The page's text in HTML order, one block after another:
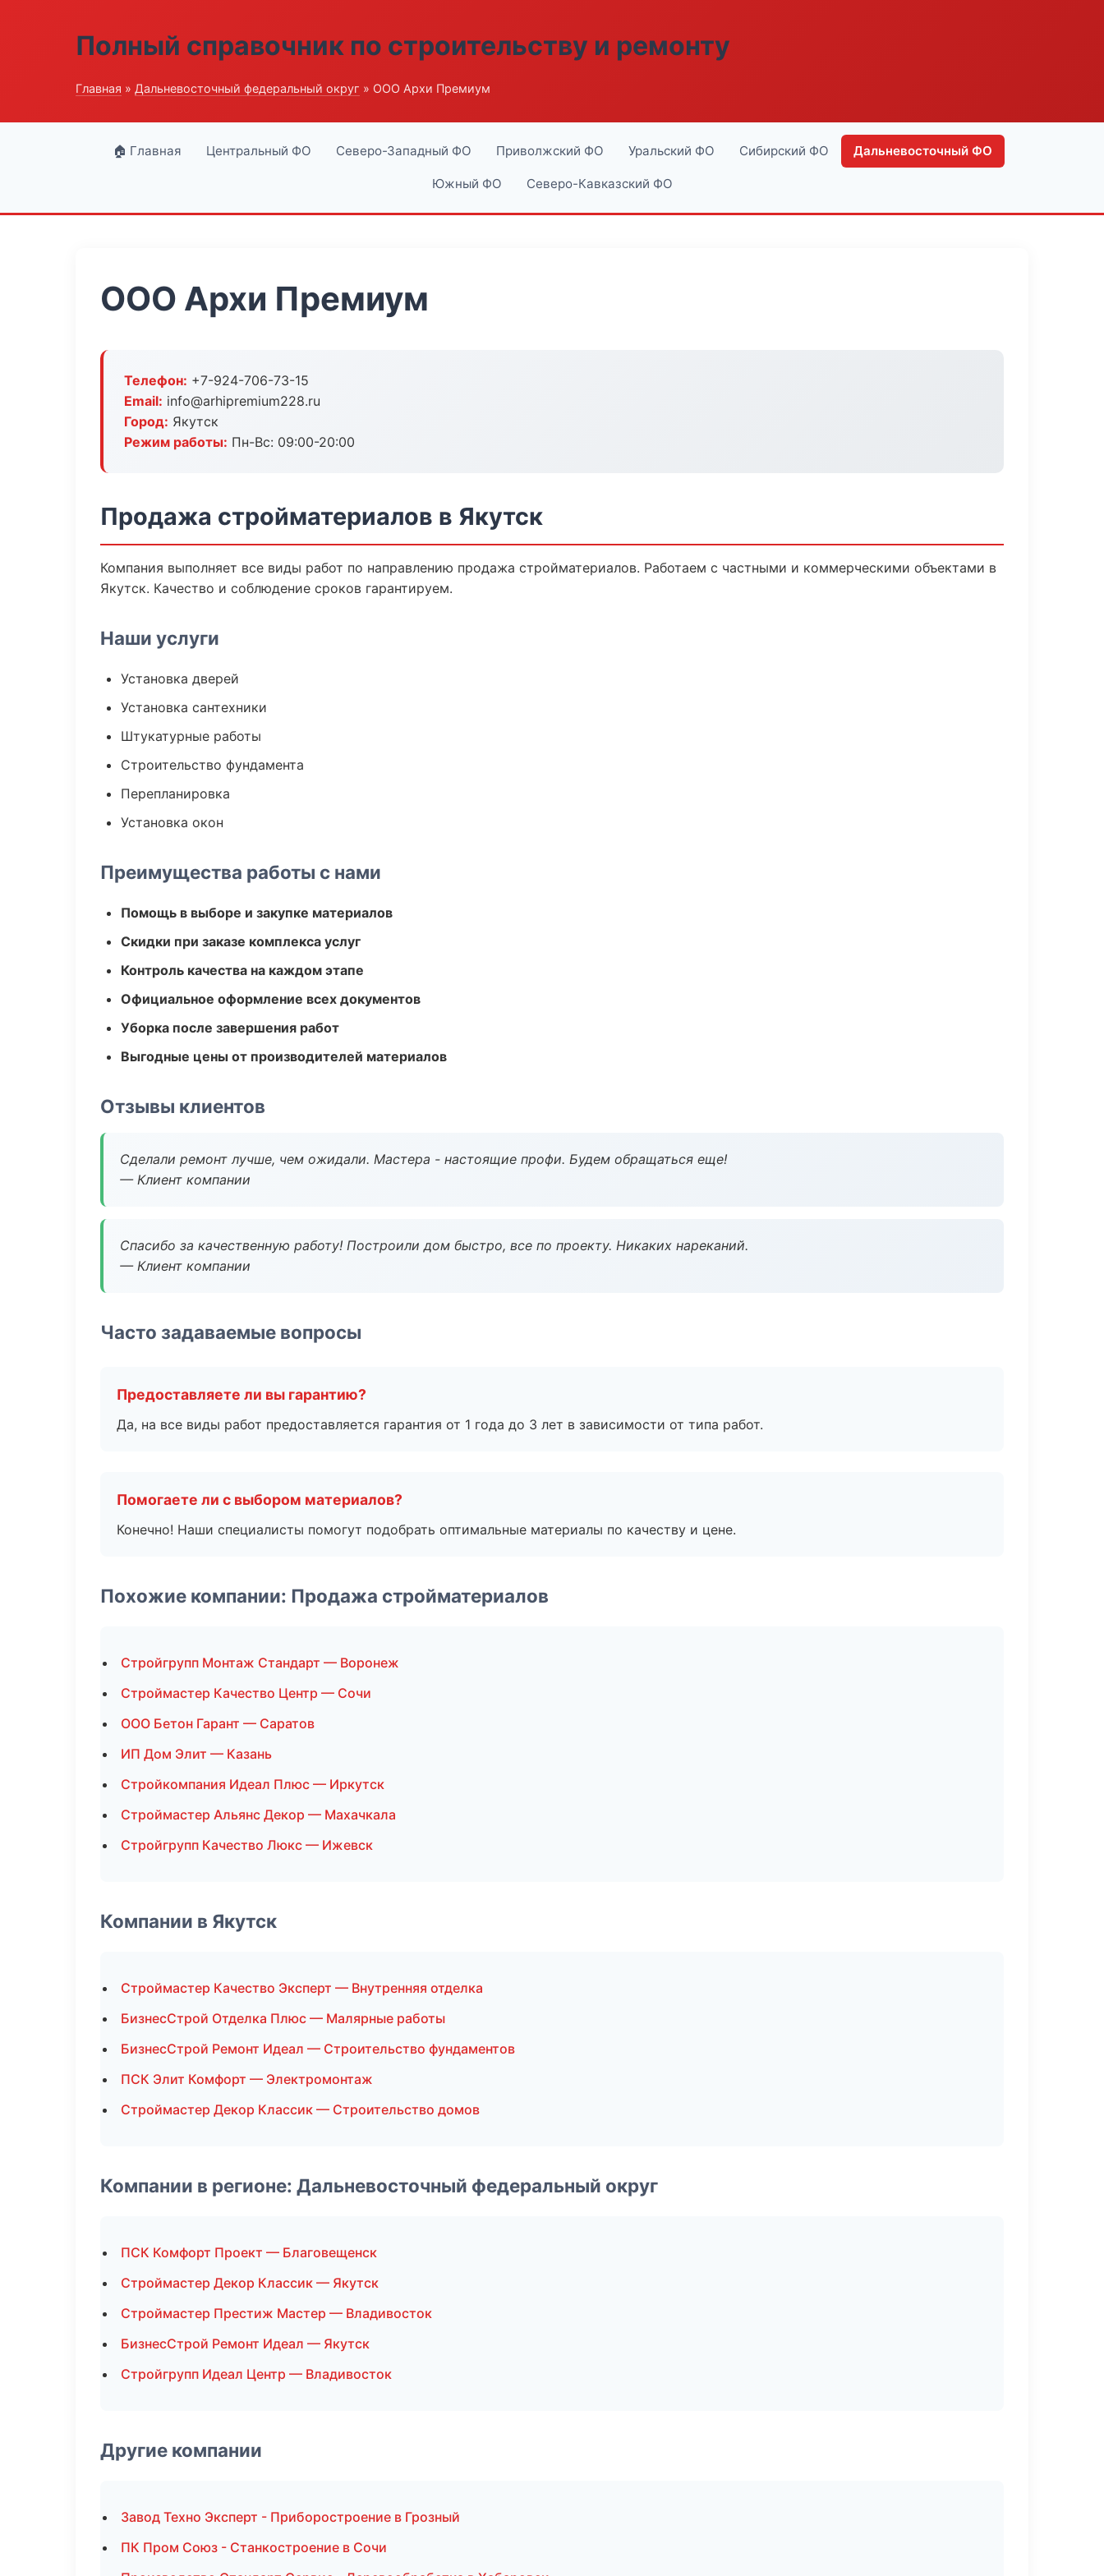
Полный справочник по строительству и ремонту
Главная » Дальневосточный федеральный округ » ООО Архи Премиум
🏠 Главная Центральный ФО Северо-Западный ФО Приволжский ФО Уральский ФО Сибирский ФО Дальневосточный ФО
Южный ФО Северо-Кавказский ФО
ООО Архи Премиум
Телефон: +7-924-706-73-15
Email: info@arhipremium228.ru
Город: Якутск
Режим работы: Пн-Вс: 09:00-20:00
Продажа стройматериалов в Якутск
Компания выполняет все виды работ по направлению продажа стройматериалов. Работаем с частными и коммерческими объектами в
Якутск. Качество и соблюдение сроков гарантируем.
Наши услуги
Установка дверей
Установка сантехники
Штукатурные работы
Строительство фундамента
Перепланировка
Установка окон
Преимущества работы с нами
Помощь в выборе и закупке материалов
Скидки при заказе комплекса услуг
Контроль качества на каждом этапе
Официальное оформление всех документов
Уборка после завершения работ
Выгодные цены от производителей материалов
Отзывы клиентов
Сделали ремонт лучше, чем ожидали. Мастера - настоящие профи. Будем обращаться еще!
— Клиент компании
Спасибо за качественную работу! Построили дом быстро, все по проекту. Никаких нареканий.
— Клиент компании
Часто задаваемые вопросы
Предоставляете ли вы гарантию?
Да, на все виды работ предоставляется гарантия от 1 года до 3 лет в зависимости от типа работ.
Помогаете ли с выбором материалов?
Конечно! Наши специалисты помогут подобрать оптимальные материалы по качеству и цене.
Похожие компании: Продажа стройматериалов
Стройгрупп Монтаж Стандарт — Воронеж
Строймастер Качество Центр — Сочи
ООО Бетон Гарант — Саратов
ИП Дом Элит — Казань
Стройкомпания Идеал Плюс — Иркутск
Строймастер Альянс Декор — Махачкала
Стройгрупп Качество Люкс — Ижевск
Компании в Якутск
Строймастер Качество Эксперт — Внутренняя отделка
БизнесСтрой Отделка Плюс — Малярные работы
БизнесСтрой Ремонт Идеал — Строительство фундаментов
ПСК Элит Комфорт — Электромонтаж
Строймастер Декор Классик — Строительство домов
Компании в регионе: Дальневосточный федеральный округ
ПСК Комфорт Проект — Благовещенск
Строймастер Декор Классик — Якутск
Строймастер Престиж Мастер — Владивосток
БизнесСтрой Ремонт Идеал — Якутск
Стройгрупп Идеал Центр — Владивосток
Другие компании
Завод Техно Эксперт - Приборостроение в Грозный
ПК Пром Союз - Станкостроение в Сочи